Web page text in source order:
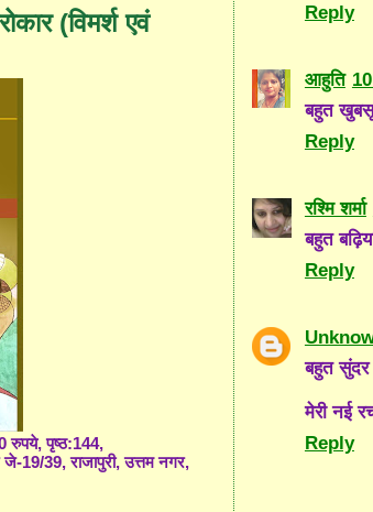
Reply
आहुति
बहुत
Reply
रश्मि शर्मा
बहुत
Reply
बहुत सुंदर
मेरी नई
Reply
(विमर्श एवं
रुपये, पृष्ठ:144,
39, राजापुरी, उत्तम नगर,